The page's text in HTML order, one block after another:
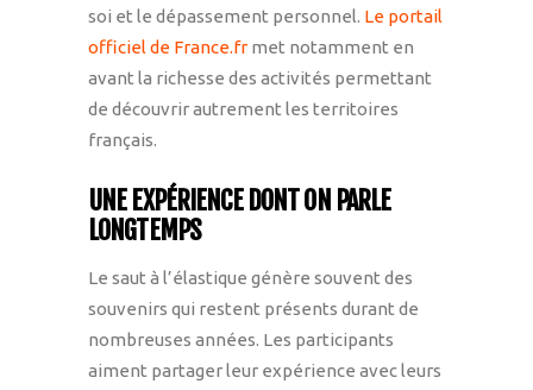
soi et le dépassement personnel. Le portail
officiel de France.fr met notamment en
avant la richesse des activités permettant
de découvrir autrement les territoires
français.
UNE EXPÉRIENCE DONT ON PARLE
LONGTEMPS
Le saut à l’élastique génère souvent des
souvenirs qui restent présents durant de
nombreuses années. Les participants
aiment partager leur expérience avec leurs